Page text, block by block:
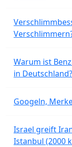
Warum ist
in Deutschland?
Googeln,
Israel greift
Istanbul (2000